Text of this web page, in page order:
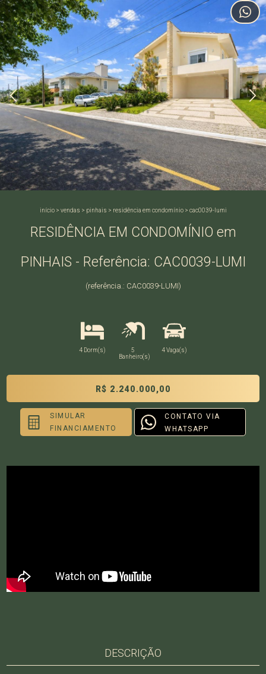
início> vendas > pinhais > residência em condomínio> cac0039-lumi
RESIDÊNCIA EM CONDOMÍNIO em
PINHAIS - Referência: CAC0039-LUMI
(referência.: CAC0039-LUMI)
4 Dorm(s)
5
Banheiro(s)
4 Vaga(s)
R$ 2.240.000,00
SIMULAR
FINANCIAMENTO
CONTATO VIA
WHATSAPP
DESCRIÇÃO